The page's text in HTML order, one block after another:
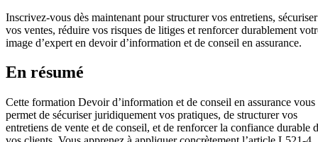
Inscrivez-vous dès maintenant pour structurer vos entretiens, sécuriser
vos ventes, réduire vos risques de litiges et renforcer durablement
image d’expert en devoir d’information et de conseil en assurance.
En résumé
Cette formation Devoir d’information et de conseil en assurance vous
permet de sécuriser juridiquement vos pratiques, de structurer vos
entretiens de vente et de conseil, et de renforcer la confiance durable